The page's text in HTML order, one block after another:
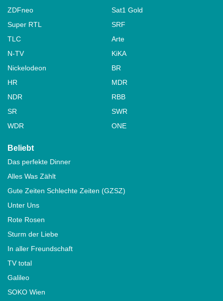
ZDFneo
Sat1 Gold
Super RTL
SRF
TLC
Arte
N-TV
KiKA
Nickelodeon
BR
HR
MDR
NDR
RBB
SR
SWR
WDR
ONE
Beliebt
Das perfekte Dinner
Alles Was Zählt
Gute Zeiten Schlechte Zeiten (GZSZ)
Unter Uns
Rote Rosen
Sturm der Liebe
In aller Freundschaft
TV total
Galileo
SOKO Wien